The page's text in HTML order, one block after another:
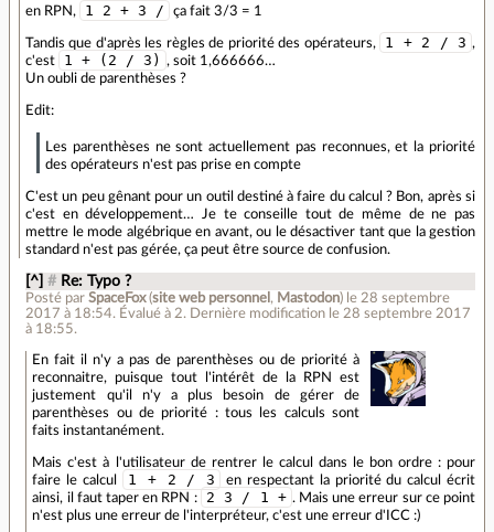
en RPN, 1 2 + 3 / ça fait 3/3 = 1
Tandis que d'après les règles de priorité des opérateurs, 1 + 2 / 3 ,
c'est
1 + (2 / 3)
, soit 1,666666…
Un oubli de parenthèses ?
Edit:
Les parenthèses ne sont actuellement pas reconnues, et la priorité
des opérateurs n'est pas prise en compte
C'est un peu gênant pour un outil destiné à faire du calcul ? Bon, après si
c'est en développement… Je te conseille tout de même de ne pas
mettre le mode algébrique en avant, ou le désactiver tant que la gestion
standard n'est pas gérée, ça peut être source de confusion.
[^] # Re: Typo ?
Posté parSpaceFox(site web personnel , Mastodon) le 28 septembre
2017 à 18:54. Évalué à 2. Dernière modification le 28 septembre 2017
à 18:55.
En fait il n'y a pas de parenthèses ou de priorité à
reconnaitre, puisque tout l'intérêt de la RPN est
justement qu'il n'y a plus besoin de gérer de
parenthèses ou de priorité : tous les calculs sont
faits instantanément.
Mais c'est à l'utilisateur de rentrer le calcul dans le bon ordre : pour
faire le calcul
1 + 2 / 3
en respectant la priorité du calcul écrit
ainsi, il faut taper en RPN :
2 3 / 1 + . Mais une erreur sur ce point
n'est plus une erreur de l'interpréteur, c'est une erreur d'ICC :)